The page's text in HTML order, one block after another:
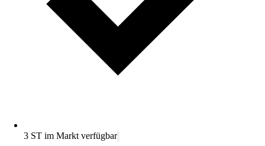
3 ST im Markt verfügbar